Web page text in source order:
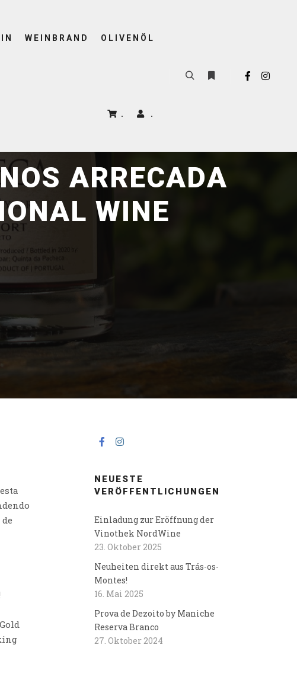
WEINBRAND OLIVENÖL
. .
ARRECADA
WINE
NEUESTE
VERÖFFENTLICHUNGEN
Einladung zur Eröffnung der
Vinothek NordWine
23. Oktober 2025
Neuheiten direkt aus Trás-os-
Montes!
16. Mai 2025
Prova de Dezoito by Maniche
Reserva Branco
27. Oktober 2024